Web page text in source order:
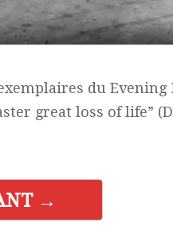
du
great loss of life”
→